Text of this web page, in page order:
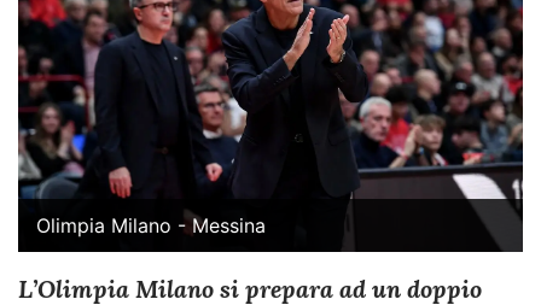
Olimpia Milano - Messina
L’Olimpia Milano si prepara ad un doppio